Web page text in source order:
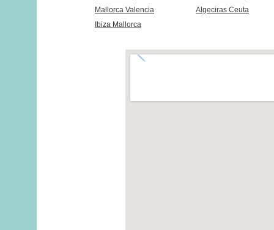
Mallorca Valencia
Algeciras Ceuta
Ibiza Mallorca